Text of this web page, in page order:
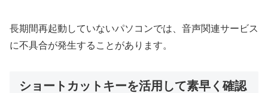
長期間再起動していないパソコンでは、音声関連サービス
に不具合が発生することがあります。
ショートカットキーを活用して素早く確認